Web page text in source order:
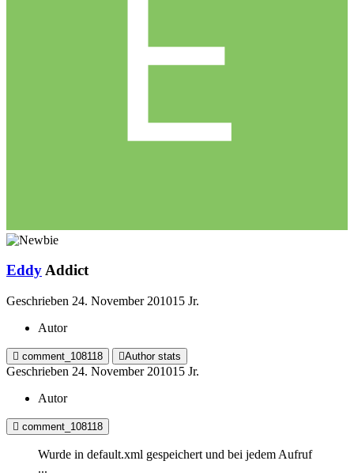
EddyAddict
Geschrieben 24. November 201015 Jr.
Autor
comment_108118 Author stats
Geschrieben 24. November 201015 Jr.
Autor
comment_108118
Wurde in default.xml gespeichert und bei jedem Aufruf
...